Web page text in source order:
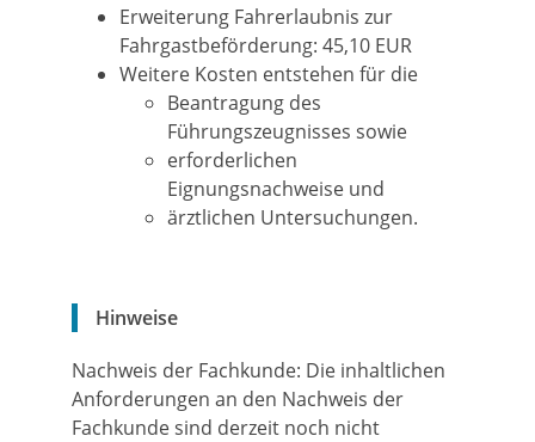
Erweiterung Fahrerlaubnis zur
Fahrgastbeförderung: 45,10 EUR
Weitere Kosten entstehen für die
Beantragung des
Führungszeugnisses sowie
erforderlichen
Eignungsnachweise und
ärztlichen Untersuchungen.
Hinweise
Nachweis der Fachkunde: Die inhaltlichen
Anforderungen an den Nachweis der
Fachkunde sind derzeit noch nicht